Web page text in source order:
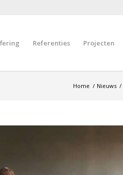
Referenties Projecten
Home / Nieuws /